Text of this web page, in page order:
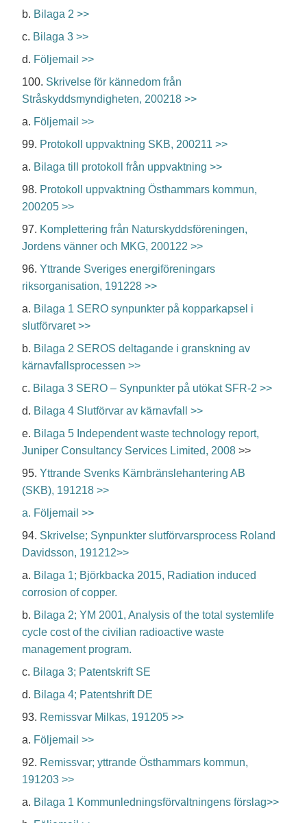
b. Bilaga 2 >>
c. Bilaga 3 >>
d. Följemail >>
100. Skrivelse för kännedom från
Stråskyddsmyndigheten, 200218 >>
a. Följemail >>
99. Protokoll uppvaktning SKB, 200211 >>
a. Bilaga till protokoll från uppvaktning >>
98. Protokoll uppvaktning Östhammars kommun,
200205 >>
97. Komplettering från Naturskyddsföreningen,
Jordens vänner och MKG, 200122 >>
96. Yttrande Sveriges energiföreningars
riksorganisation, 191228 >>
a. Bilaga 1 SERO synpunkter på kopparkapsel i
slutförvaret >>
b. Bilaga 2 SEROS deltagande i granskning av
kärnavfallsprocessen >>
c. Bilaga 3 SERO – Synpunkter på utökat SFR-2 >>
d. Bilaga 4 Slutförvar av kärnavfall >>
e. Bilaga 5 Independent waste technology report,
Juniper Consultancy Services Limited, 2008 >>
95. Yttrande Svenks Kärnbränslehantering AB
(SKB), 191218 >>
a. Följemail >>
94. Skrivelse; Synpunkter slutförvarsprocess Roland
Davidsson, 191212>>
a. Bilaga 1; Björkbacka 2015, Radiation induced
corrosion of copper.
b. Bilaga 2; YM 2001, Analysis of the total systemlife
cycle cost of the civilian radioactive waste
management program.
c. Bilaga 3; Patentskrift SE
d. Bilaga 4; Patentshrift DE
93. Remissvar Milkas, 191205 >>
a. Följemail >>
92. Remissvar; yttrande Östhammars kommun,
191203 >>
a. Bilaga 1 Kommunledningsförvaltningens förslag>>